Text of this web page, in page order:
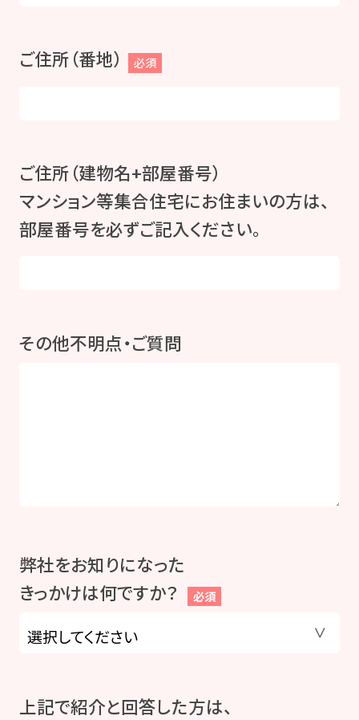
ご住所（番地） 必須
ご住所（建物名+部屋番号）
マンション等集合住宅にお住まいの方は、
部屋番号を必ずご記入ください。
その他不明点・ご質問
弊社をお知りになった
きっかけは何ですか？
必須
上記で紹介と回答した方は、